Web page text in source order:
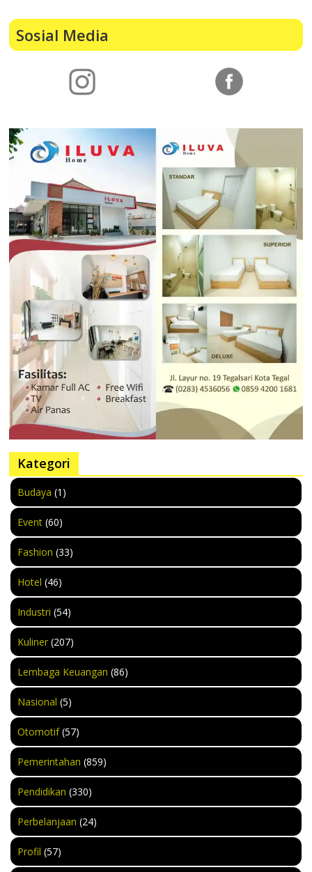
Sosial Media
Kategori
Budaya (1)
Event (60)
Fashion (33)
Hotel (46)
Industri (54)
Kuliner (207)
Lembaga Keuangan (86)
Nasional (5)
Otomotif(57)
Pemerintahan (859)
Pendidikan (330)
Perbelanjaan (24)
Profil (57)